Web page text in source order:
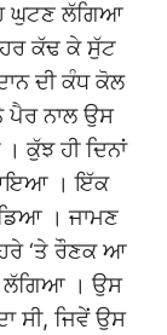
ਘੁਟਣ ਲੱਗਿਆ
ਕੱਢ ਕੇ ਸੁੱਟ
ਦੀ ਕੰਧ ਕੋਲ
ਪੈਰ ਨਾਲ ਉਸ
ਕੁੱਝ ਹੀ ਦਿਨਾਂ
। ਇੱਕ
। ਜਾਮਣ
‘ਤੇ ਰੌਣਕ ਆ
ਲੱਗਿਆ । ਉਸ
ਸੀ, ਜਿਵੇਂ ਉਸ